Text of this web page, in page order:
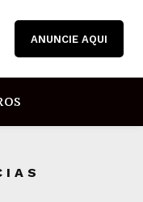
ANUNCIE AQUI